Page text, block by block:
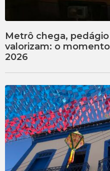
Metrô chega,
valorizam: o
2026